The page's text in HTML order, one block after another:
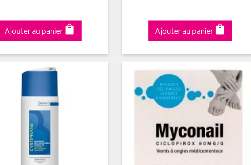
Ajouter au panier Ajouter au panier